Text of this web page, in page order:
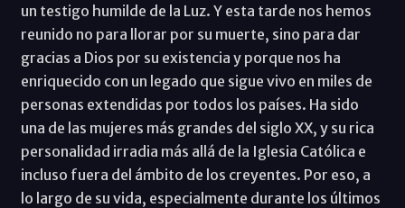
un testigo humilde de la Luz. Y esta tarde nos hemos
reunido no para llorar por su muerte, sino para dar
gracias a Dios por su existencia y porque nos ha
enriquecido con un legado que sigue vivo en miles de
personas extendidas por todos los países. Ha sido
una de las mujeres más grandes del siglo XX, y su rica
personalidad irradia más allá de la Iglesia Católica e
incluso fuera del ámbito de los creyentes. Por eso, a
lo largo de su vida, especialmente durante los últimos